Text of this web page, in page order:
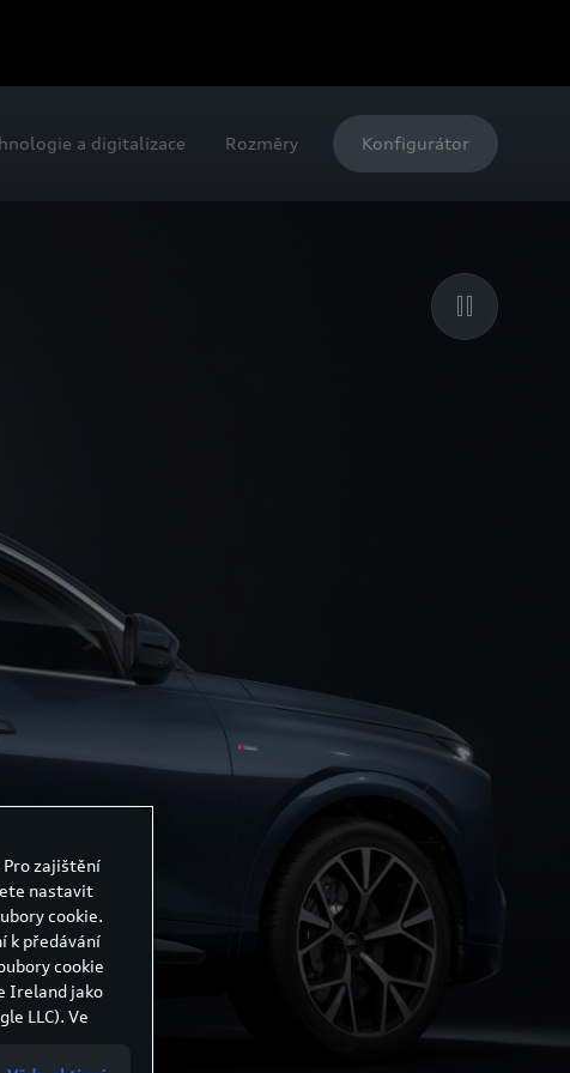
a digitalizace Rozměry Konfigurátor
Pro zajištění
nastavit
cookie.
k předávání
cookie
Ireland jako
LLC). Ve
mohou